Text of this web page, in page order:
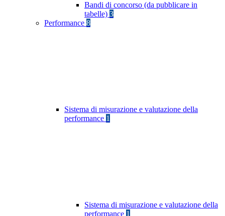
Bandi di concorso (da pubblicare in
tabelle) 3
Performance 8
Sistema di misurazione e valutazione della
performance 1
Sistema di misurazione e valutazione della
performance 1